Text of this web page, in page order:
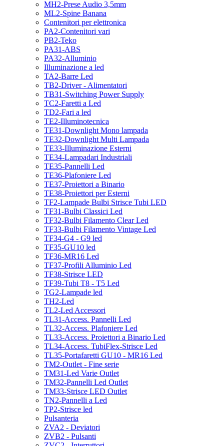
MH2-Prese Audio 3,5mm
ML2-Spine Banana
Contenitori per elettronica
PA2-Contenitori vari
PB2-Teko
PA31-ABS
PA32-Alluminio
Illuminazione a led
TA2-Barre Led
TB2-Driver - Alimentatori
TB31-Switching Power Supply
TC2-Faretti a Led
TD2-Fari a led
TE2-Illuminotecnica
TE31-Downlight Mono lampada
TE32-Downlight Multi Lampada
TE33-Illuminazione Esterni
TE34-Lampadari Industriali
TE35-Pannelli Led
TE36-Plafoniere Led
TE37-Proiettori a Binario
TE38-Proiettori per Esterni
TF2-Lampade Bulbi Strisce Tubi LED
TF31-Bulbi Classici Led
TF32-Bulbi Filamento Clear Led
TF33-Bulbi Filamento Vintage Led
TF34-G4 - G9 led
TF35-GU10 led
TF36-MR16 Led
TF37-Profili Alluminio Led
TF38-Strisce LED
TF39-Tubi T8 - T5 Led
TG2-Lampade led
TH2-Led
TL2-Led Accessori
TL31-Access. Pannelli Led
TL32-Access. Plafoniere Led
TL33-Access. Proiettori a Binario Led
TL34-Access. TubiFlex-Strisce Led
TL35-Portafaretti GU10 - MR16 Led
TM2-Outlet - Fine serie
TM31-Led Varie Outlet
TM32-Pannelli Led Outlet
TM33-Strisce LED Outlet
TN2-Pannelli a Led
TP2-Strisce led
Pulsanteria
ZVA2 - Deviatori
ZVB2 - Pulsanti